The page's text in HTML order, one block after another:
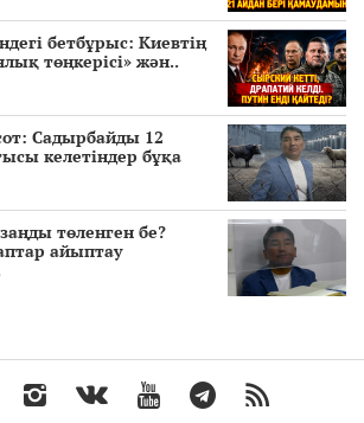
бетбұрыс: Киевтің
төңкерісі» жән..
Садырбайды 12
келетіндер бұқа
төленген бе?
айыптау